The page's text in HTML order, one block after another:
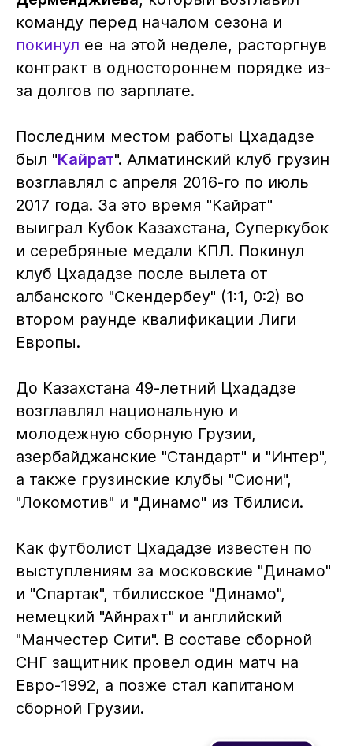
команду перед началом сезона и
покинул ее на этой неделе, расторгнув
контракт в одностороннем порядке из-
за долгов по зарплате.
Последним местом работы Цхададзе
был "Кайрат". Алматинский клуб грузин
возглавлял с апреля 2016-го по июль
2017 года. За это время "Кайрат"
выиграл Кубок Казахстана, Суперкубок
и серебряные медали КПЛ. Покинул
клуб Цхададзе после вылета от
албанского "Скендербеу" (1:1, 0:2) во
втором раунде квалификации Лиги
Европы.
До Казахстана 49-летний Цхададзе
возглавлял национальную и
молодежную сборную Грузии,
азербайджанские "Стандарт" и "Интер",
а также грузинские клубы "Сиони",
"Локомотив" и "Динамо" из Тбилиси.
Как футболист Цхададзе известен по
выступлениям за московские "Динамо"
и "Спартак", тбилисское "Динамо",
немецкий "Айнрахт" и английский
"Манчестер Сити". В составе сборной
СНГ защитник провел один матч на
Евро-1992, а позже стал капитаном
сборной Грузии.